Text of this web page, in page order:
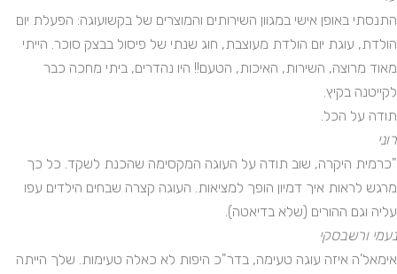
התנסתי באופן אישי במגוון השירותים והמוצרים של בקשועוגה: הפעלת יום
הולדת, עוגת יום הולדת מעוצבת, חוג שנתי של פיסול בבצק סוכר. הייתי
מאוד מרוצה, השירות, האיכות, הטעם!! היו נהדרים, ביתי מחכה כבר
לקייטנה בקיץ.
תודה על הכל.
רוני
"כרמית היקרה, שוב תודה על העוגה המקסימה שהכנת לשקד. כל כך
מרגש לראות איך דמיון הופך למציאות. העוגה קצרה שבחים הילדים עפו
עליה וגם ההורים (שלא בדיאטה).
נעמי ורשבסקי
אימאל'ה איזה עוגה טעימה, בדר"כ היפות לא כאלה טעימות. שלך הייתה